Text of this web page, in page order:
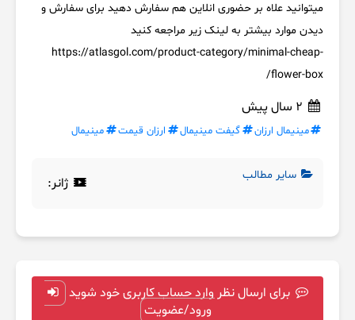
میتوانید علاه بر حضوری انلاین هم سفارش دهید برای سفارش و
دیدن موارد بیشتر به لینک زیر مراجعه کنید
https://atlasgol.com/product-category/minimal-cheap-
flower-box/
مینیمال ارزان گیفت مینیمال ارزان قیمت مینیمال
سایر مطالب ژانر:
برای ارسال نظر وارد حساب کاربری خود شوید
ورود/عضویت